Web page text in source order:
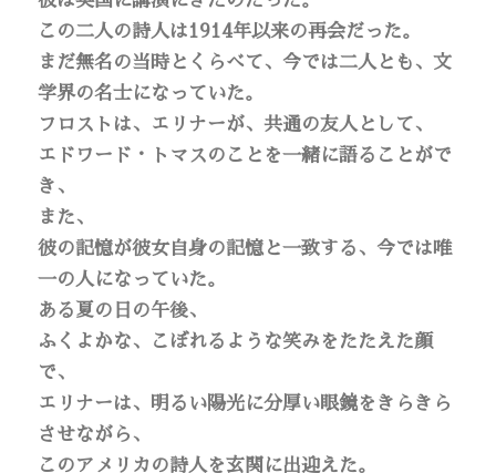
この二人の詩人は1914年以来の再会だった。
まだ無名の当時とくらべて、今では二人とも、文
学界の名士になっていた。
フロストは、エリナーが、共通の友人として、
エドワード・トマスのことを一緒に語ることがで
き、
また、
彼の記憶が彼女自身の記憶と一致する、今では唯
一の人になっていた。
ある夏の日の午後、
ふくよかな、こぼれるような笑みをたたえた顔
で、
エリナーは、明るい陽光に分厚い眼鏡をきらきら
させながら、
このアメリカの詩人を玄関に出迎えた。